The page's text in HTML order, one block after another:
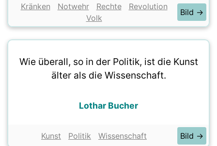
Kränken Notwehr Rechte
Revolution
Volk
Bild →
Wie überall, so in der Politik, ist die Kunst
älter als die Wissenschaft.
Lothar Bucher
Kunst Politik Wissenschaft Bild →